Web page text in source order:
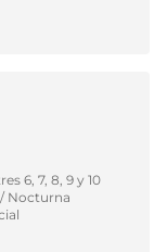
6, 7, 8, 9 y 10
Nocturna